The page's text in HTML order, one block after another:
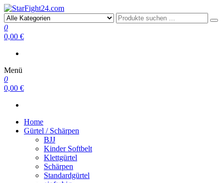
StarFight24.com
Kampfsportartikel
0
0,00 €
Menü
0
0,00 €
Home
Gürtel / Schärpen
BJJ
Kinder Softbelt
Klettgürtel
Schärpen
Standardgürtel